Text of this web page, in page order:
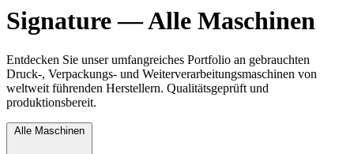
Signature — Alle Maschinen
Entdecken Sie unser umfangreiches Portfolio an gebrauchten
Druck-, Verpackungs- und Weiterverarbeitungsmaschinen von
weltweit führenden Herstellern. Qualitätsgeprüft und
produktionsbereit.
Alle Maschinen